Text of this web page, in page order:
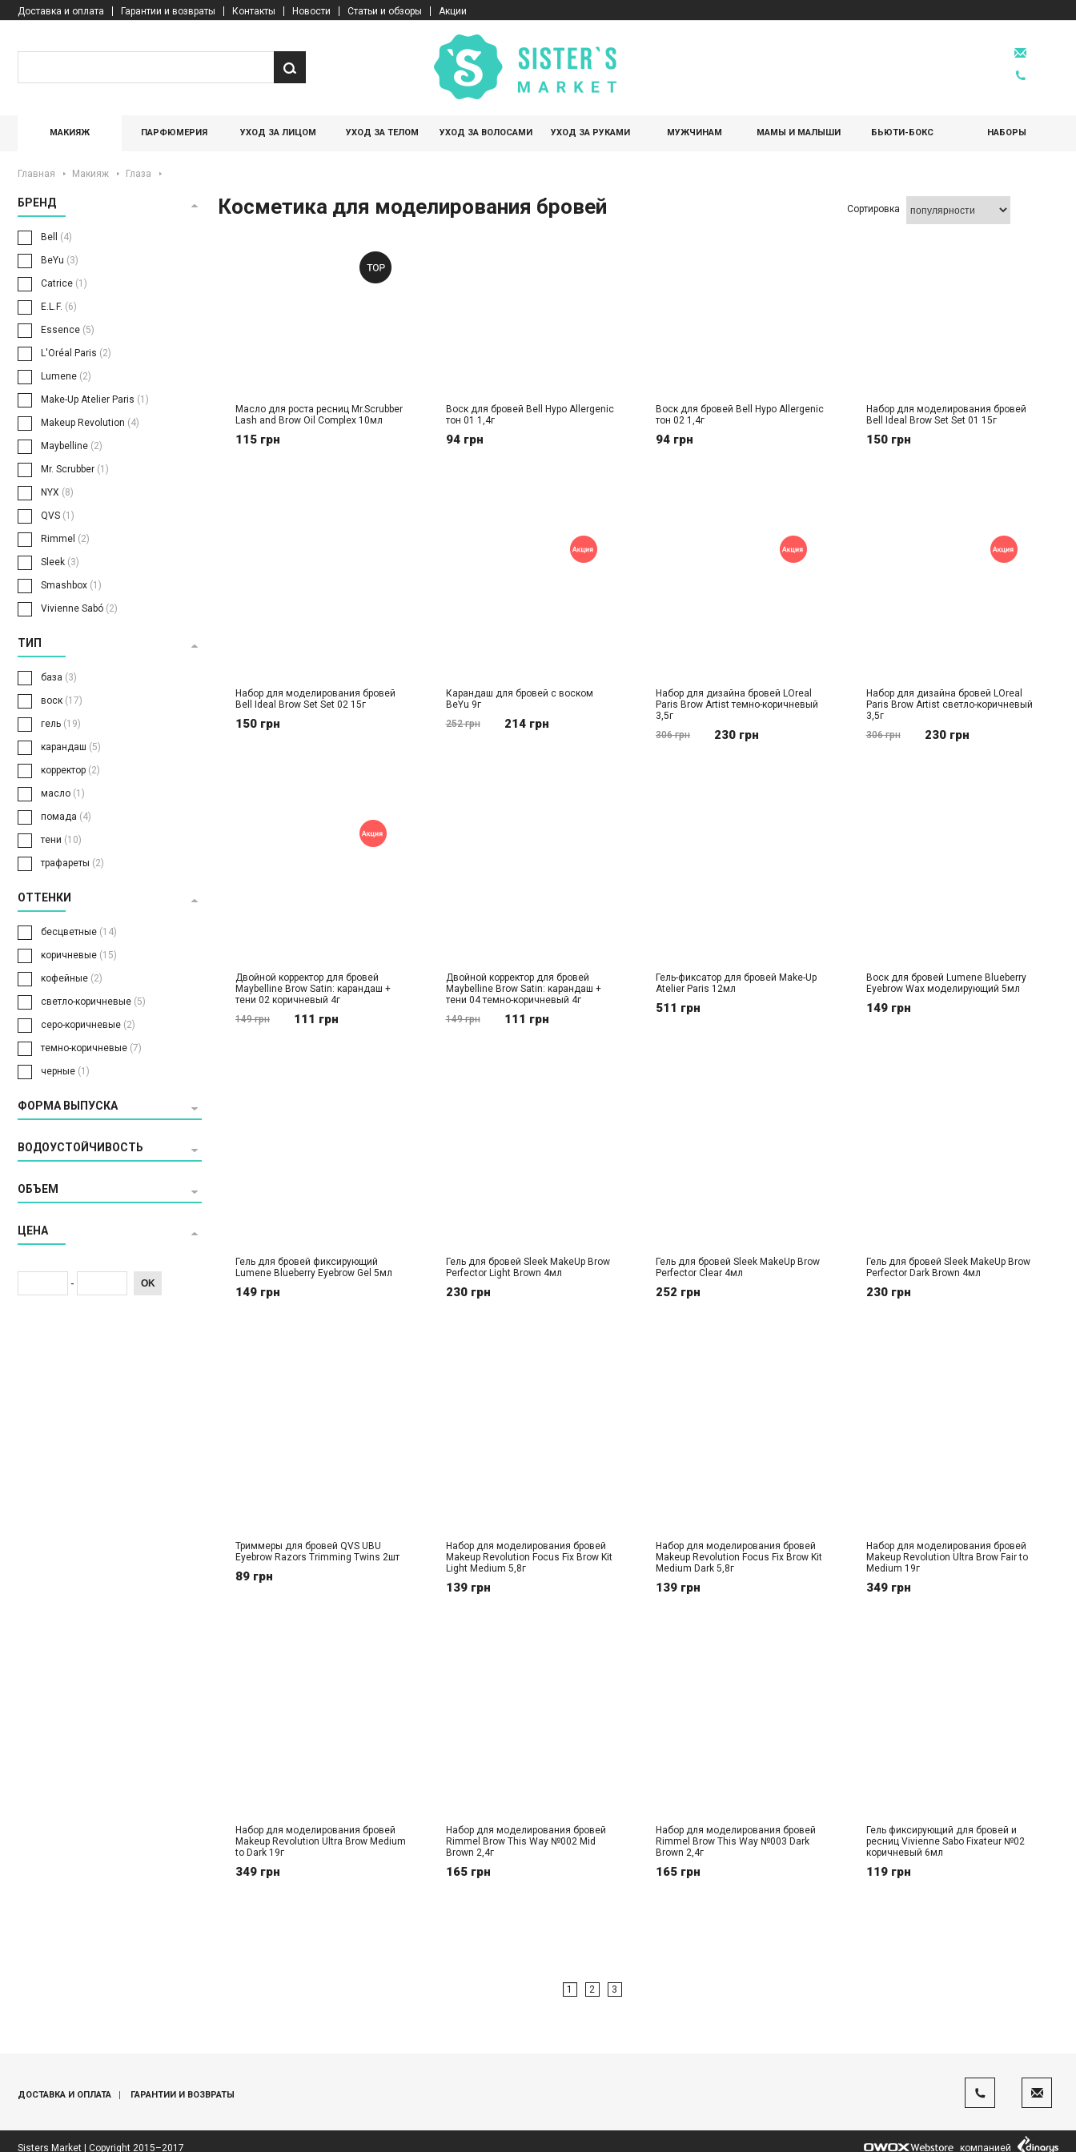
Доставка и оплата Гарантии и возвраты Контакты Новости Статьи и обзоры Акции
МАКИЯЖ ПАРФЮМЕРИЯ УХОД ЗА ЛИЦОМ УХОД ЗА ТЕЛОМ УХОД ЗА ВОЛОСАМИ УХОД ЗА РУКАМИ МУЖЧИНАМ МАМЫ И МАЛЫШИ БЬЮТИ-БОКС НАБОРЫ
Главная Макияж Глаза
БРЕНД
Bell (4)
BeYu (3)
Catrice (1)
E.L.F. (6)
Essence (5)
L'Oréal Paris (2)
Lumene (2)
Make-Up Atelier Paris (1)
Makeup Revolution (4)
Maybelline (2)
Mr. Scrubber (1)
NYX (8)
QVS (1)
Rimmel (2)
Sleek (3)
Smashbox (1)
Vivienne Sabó (2)
ТИП
база (3)
воск (17)
гель (19)
карандаш (5)
корректор (2)
масло (1)
помада (4)
тени (10)
трафареты (2)
ОТТЕНКИ
бесцветные (14)
коричневые (15)
кофейные (2)
светло-коричневые (5)
серо-коричневые (2)
темно-коричневые (7)
черные (1)
ФОРМА ВЫПУСКА
ВОДОУСТОЙЧИВОСТЬ
ОБЪЕМ
ЦЕНА
- OK
Косметика для моделирования бровей Сортировка
Масло для роста ресниц Mr.Scrubber
Lash and Brow Oil Complex 10мл
115 грн
Воск для бровей Bell Hypo Allergenic
тон 01 1,4г
94 грн
Воск для бровей Bell Hypo Allergenic
тон 02 1,4г
94 грн
Набор для моделирования бровей
Bell Ideal Brow Set Set 01 15г
150 грн
Набор для моделирования бровей
Bell Ideal Brow Set Set 02 15г
150 грн
Карандаш для бровей с воском
BeYu 9г
252 грн
214 грн
Набор для дизайна бровей LOreal
Paris Brow Artist темно-коричневый
3,5г
306 грн
230 грн
Набор для дизайна бровей LOreal
Paris Brow Artist светло-коричневый
3,5г
306 грн
230 грн
Двойной корректор для бровей
Maybelline Brow Satin: карандаш +
тени 02 коричневый 4г
149 грн
111 грн
Двойной корректор для бровей
Maybelline Brow Satin: карандаш +
тени 04 темно-коричневый 4г
149 грн
111 грн
Гель-фиксатор для бровей Make-Up
Atelier Paris 12мл
511 грн
Воск для бровей Lumene Blueberry
Eyebrow Wax моделирующий 5мл
149 грн
Гель для бровей фиксирующий
Lumene Blueberry Eyebrow Gel 5мл
149 грн
Гель для бровей Sleek MakeUp Brow
Perfector Light Brown 4мл
230 грн
Гель для бровей Sleek MakeUp Brow
Perfector Clear 4мл
252 грн
Гель для бровей Sleek MakeUp Brow
Perfector Dark Brown 4мл
230 грн
Триммеры для бровей QVS UBU
Eyebrow Razors Trimming Twins 2шт
89 грн
Набор для моделирования бровей
Makeup Revolution Focus Fix Brow Kit
Light Medium 5,8г
139 грн
Набор для моделирования бровей
Makeup Revolution Focus Fix Brow Kit
Medium Dark 5,8г
139 грн
Набор для моделирования бровей
Makeup Revolution Ultra Brow Fair to
Medium 19г
349 грн
Набор для моделирования бровей
Makeup Revolution Ultra Brow Medium
to Dark 19г
349 грн
Набор для моделирования бровей
Rimmel Brow This Way №002 Mid
Brown 2,4г
165 грн
Набор для моделирования бровей
Rimmel Brow This Way №003 Dark
Brown 2,4г
165 грн
Гель фиксирующий для бровей и
ресниц Vivienne Sabo Fixateur №02
коричневый 6мл
119 грн
1 2 3
ДОСТАВКА И ОПЛАТА ГАРАНТИИ И ВОЗВРАТЫ
Sisters Market | Copyright 2015–2017 компанией